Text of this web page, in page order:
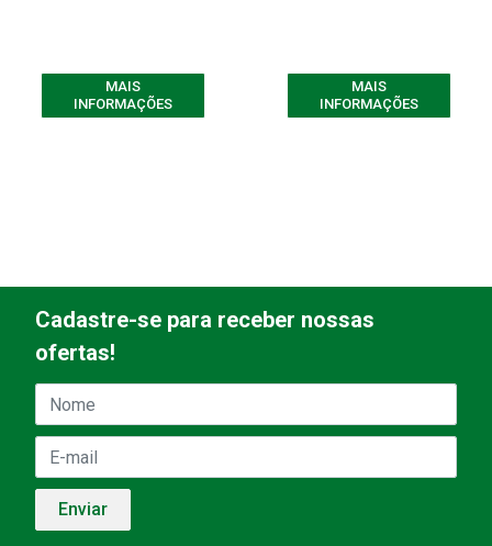
MAIS
INFORMAÇÕES
MAIS
INFORMAÇÕES
Cadastre-se para receber nossas
ofertas!